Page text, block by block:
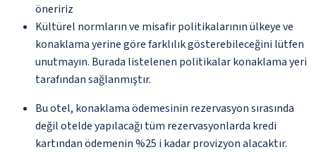
öneririz
Kültürel normların ve misafir politikalarının ülkeye ve
konaklama yerine göre farklılık gösterebileceğini lütfen
unutmayın. Burada listelenen politikalar konaklama yeri
tarafından sağlanmıştır.
Bu otel, konaklama ödemesinin rezervasyon sırasında
değil otelde yapılacağı tüm rezervasyonlarda kredi
kartından ödemenin %25 i kadar provizyon alacaktır.